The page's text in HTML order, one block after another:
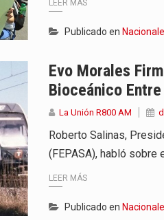
LEER MÁS
Publicado en
Evo Morales
Bioceánico
La Unión R800 AM
Roberto Salinas,
(FEPASA), habló sobre
LEER MÁS
Publicado en